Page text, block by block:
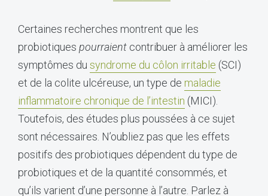
Certaines recherches montrent que les
probiotiques pourraient contribuer à améliorer les
symptômes du syndrome du côlon irritable (SCI)
et de la colite ulcéreuse, un type de maladie
inflammatoire chronique de l’intestin (MICI).
Toutefois, des études plus poussées à ce sujet
sont nécessaires. N’oubliez pas que les effets
positifs des probiotiques dépendent du type de
probiotiques et de la quantité consommés, et
qu’ils varient d’une personne à l’autre. Parlez à